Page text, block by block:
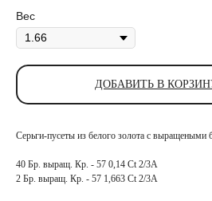
Вес
ДОБАВИТЬ В
Серьги-пусеты из белого золота с выращеными
40 Бр. выращ. Кр. - 57 0,14 Сt 2/3A
2 Бр. выращ. Кр. - 57 1,663 Сt 2/3A